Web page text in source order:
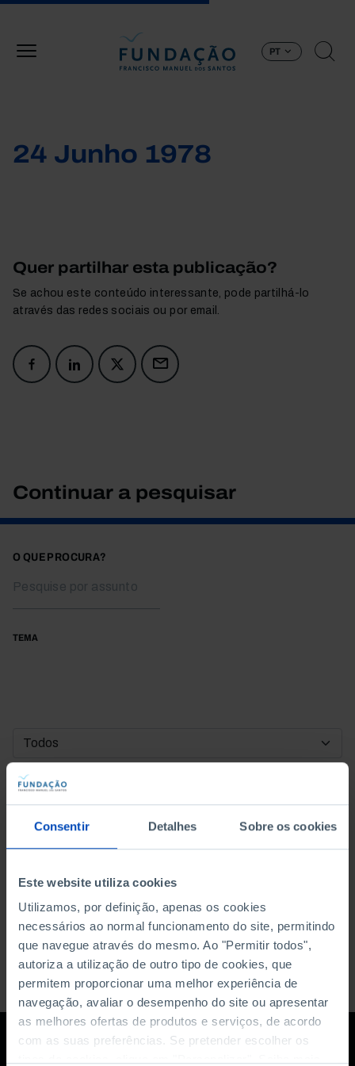
Consentir Detalhes Sobre os cookies
Este website utiliza cookies
Utilizamos, por definição, apenas os cookies
necessários ao normal funcionamento do site, permitindo
que navegue através do mesmo. Ao "Permitir todos",
autoriza a utilização de outro tipo de cookies, que
permitem proporcionar uma melhor experiência de
navegação, avaliar o desempenho do site ou apresentar
as melhores ofertas de produtos e serviços, de acordo
com as suas preferências. Se pretender escolher os
PT
24 Junho 1978
Quer partilhar esta publicação?
Se achou este conteúdo interessante, pode partilhá-lo
através das redes sociais ou por email.
Continuar a pesquisar
O QUE PROCURA?
TEMA
DATA DE INÍCIO
DATA DE FIM